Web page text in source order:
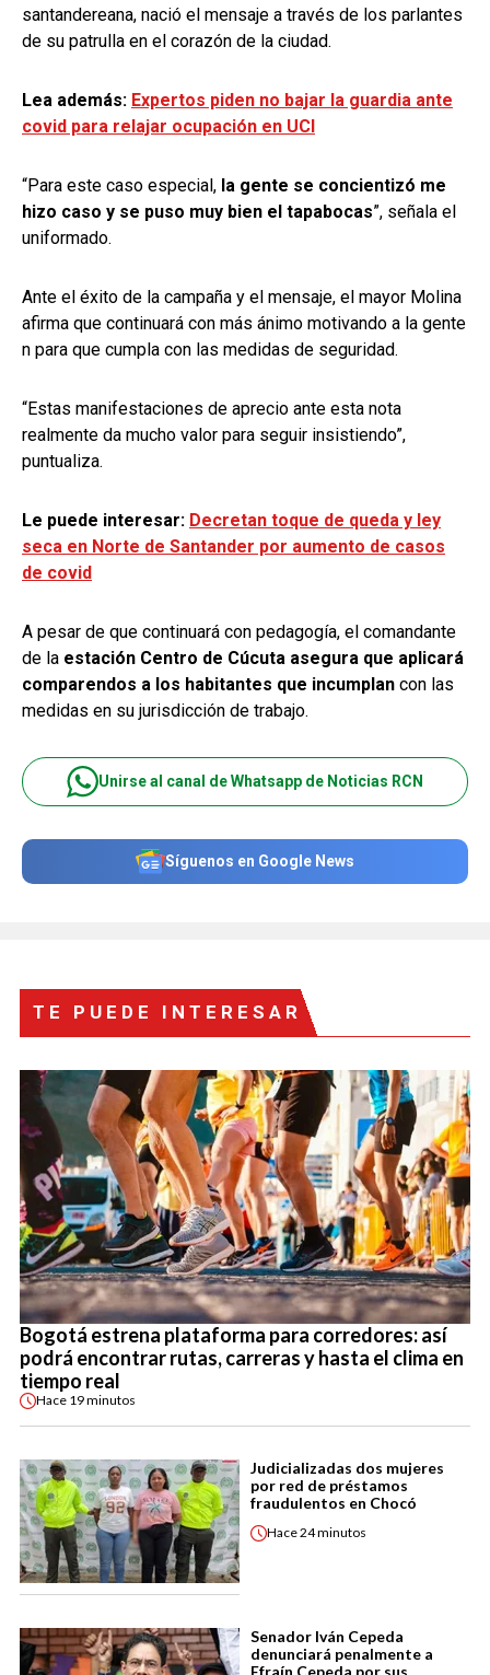
santandereana, nació el mensaje a través de los parlantes
de su patrulla en el corazón de la ciudad.
Lea además: Expertos piden no bajar la guardia ante
covid para relajar ocupación en UCI
“Para este caso especial, la gente se concientizó me
hizo caso y se puso muy bien el tapabocas”, señala el
uniformado.
Ante el éxito de la campaña y el mensaje, el mayor Molina
afirma que continuará con más ánimo motivando a la gente
n para que cumpla con las medidas de seguridad.
“Estas manifestaciones de aprecio ante esta nota
realmente da mucho valor para seguir insistiendo”,
puntualiza.
Le puede interesar: Decretan toque de queda y ley
seca en Norte de Santander por aumento de casos
de covid
A pesar de que continuará con pedagogía, el comandante
de la estación Centro de Cúcuta asegura que aplicará
comparendos a los habitantes que incumplan con las
medidas en su jurisdicción de trabajo.
Unirse al canal de Whatsapp de Noticias RCN
Síguenos en Google News
TE PUEDE INTERESAR
Bogotá estrena plataforma para corredores: así
podrá encontrar rutas, carreras y hasta el clima en
tiempo real
Hace 19 minutos
Judicializadas dos mujeres
por red de préstamos
fraudulentos en Chocó
Hace24 minutos
Senador Iván Cepeda
denunciará penalmente a
Efraín Cepeda por sus